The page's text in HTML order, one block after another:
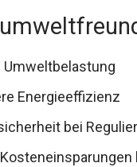
Umweltbelastung
Energieeffizienz
bei